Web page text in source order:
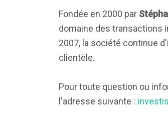
Fondée en 2000 par
domaine des transactions
2007, la société continue
clientèle.
Pour toute question ou
l'adresse suivante :